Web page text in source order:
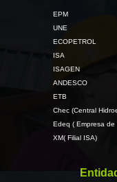
EPM
UNE
ECOPETROL
ISA
ISAGEN
ANDESCO
ETB
Chec (Central
Edeq ( Empresa
XM( Filial ISA)